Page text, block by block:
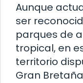
Aunque
ser
parques de
tropical, en
territorio
Gran